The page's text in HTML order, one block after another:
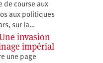
de course aux
aux politiques
sur la…
invasion
impérial
une page